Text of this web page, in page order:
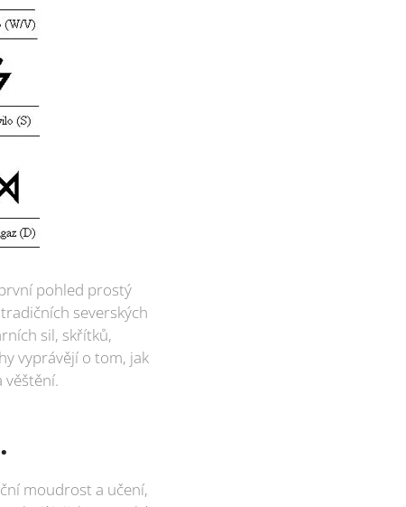
pohled prostý
severských
sil, skřítků,
vyprávějí o tom, jak
věštění.
moudrost a učení,